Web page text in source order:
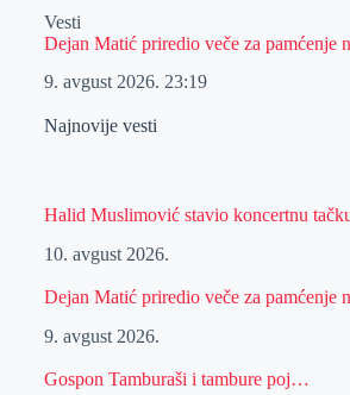
Vesti
Dejan Matić priredio veče za pamćenje
9. avgust 2026. 23:19
Najnovije vesti
Halid Muslimović stavio koncertnu
10. avgust 2026.
Dejan Matić priredio veče za pamćenje
9. avgust 2026.
Gospon Tamburaši i tambure poj…